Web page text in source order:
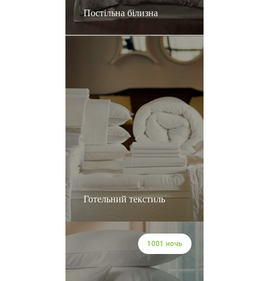
Постільна білизна
Готельний текстиль
1001 ночь